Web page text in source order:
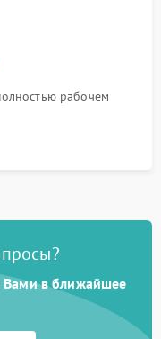
рабочем
Вами в ближайшее